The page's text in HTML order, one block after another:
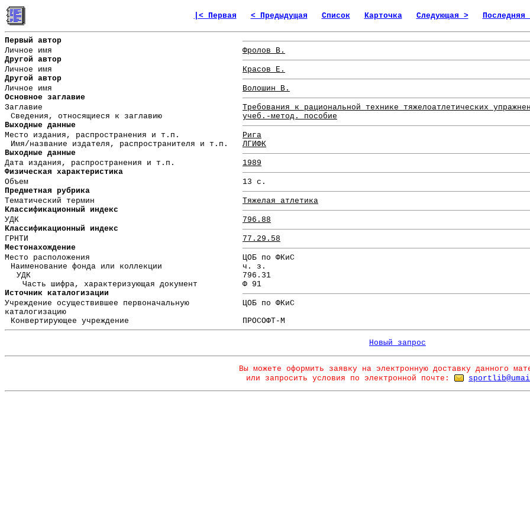
|< Первая < Предыдущая Список Карточка Следующая > Последняя
Первый автор
Личное имя
Фролов В.
Другой автор
Личное имя
Красов Е.
Другой автор
Личное имя
Волошин В.
Основное заглавие
Заглавие
Требования к рациональной технике тяжелоатлетических
Сведения, относящиеся к заглавию
учеб.-метод. пособие
Выходные данные
Место издания, распространения и т.п.
Рига
Имя/название издателя, распространителя и т.п.
ЛГИФК
Выходные данные
Дата издания, распространения и т.п.
1989
Физическая характеристика
Объем
13 с.
Предметная рубрика
Тематический термин
Тяжелая атлетика
Классификационный индекс
УДК
796.88
Классификационный индекс
ГРНТИ
77.29.58
Местонахождение
Место расположения
ЦОБ по ФКиС
Наименование фонда или коллекции
ч. з.
УДК
796.31
Часть шифра, характеризующая документ
Ф 91
Источник каталогизации
Учреждение осуществившее первоначальную
каталогизацию
ЦОБ по ФКиС
Конвертирующее учреждение
ПРОСОФТ-М
Новый запрос
Вы можете оформить заявку на электронную доставку данного
или запросить условия по электронной почте: